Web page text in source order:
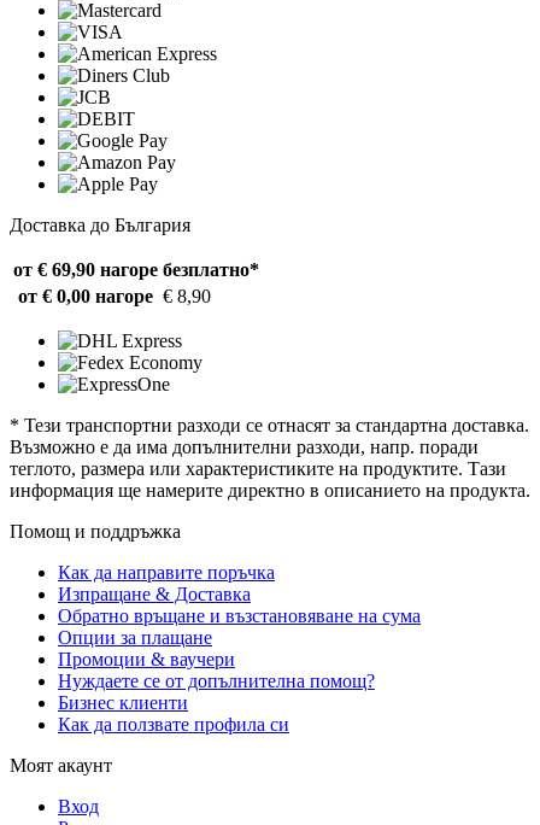
Доставка до България
от € 69,90 нагоре безплатно*
от € 0,00 нагоре € 8,90
* Тези транспортни разходи се отнасят за стандартна доставка.
Възможно е да има допълнителни разходи, напр. поради
теглото, размера или характеристиките на продуктите. Тази
информация ще намерите директно в описанието на продукта.
Помощ и поддръжка
Как да направите поръчка
Изпращане & Доставка
Обратно връщане и възстановяване на сума
Опции за плащане
Промоции & ваучери
Нуждаете се от допълнителна помощ?
Бизнес клиенти
Как да ползвате профила си
Моят акаунт
Вход